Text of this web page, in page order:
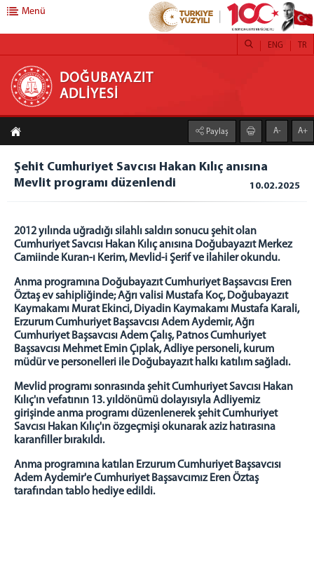
DOĞUBAYAZIT ADLİYESİ
ANASAYFA
ADLİYEMİZ
Doğubayazıt Adliyesi
Şehit Cumhuriyet Savcısı Hakan Kılıç Köşesi
İcra Müdürlüğü
Mülhakat Adliyesi
Diyadin Adliyesi
Diyadin Adliyesi Cumhuriyet Başsavcılığı ve
Diyadin Adliyesi Resim Galerisi
Denetimli Serbestlik Müdürlüğü
Ceza İnfaz Kurumlarımız
Doğubayazıt T Tipi Kapalı ve Açık Ceza İnfaz
Kurumu
Adli Destek ve Mağdur Hizmetleri Müdürlüğü
Faaliyet Raporları
BAŞSAVCILIK
Cumhuriyet Savcıları
C.Başsavcılığı Birimleri
Menü
DOĞUBAYAZIT
ADLİYESİ
TR
ENG
Paylaş A- A+
Şehit Cumhuriyet Savcısı Hakan Kılıç anısına
Mevlit programı düzenlendi
10.02.2025
2012 yılında uğradığı silahlı saldırı sonucu şehit olan
Cumhuriyet Savcısı Hakan Kılıç anısına Doğubayazıt Merkez
Camiinde Kuran-ı Kerim, Mevlid-i Şerif ve ilahiler okundu.
Anma programına Doğubayazıt Cumhuriyet Başsavcısı Eren
Öztaş ev sahipliğinde; Ağrı valisi Mustafa Koç, Doğubayazıt
Kaymakamı Murat Ekinci, Diyadin Kaymakamı Mustafa Karali,
Erzurum Cumhuriyet Başsavcısı Adem Aydemir, Ağrı
Cumhuriyet Başsavcısı Adem Çalış, Patnos Cumhuriyet
Başsavcısı Mehmet Emin Çıplak, Adliye personeli, kurum
müdür ve personelleri ile Doğubayazıt halkı katılım sağladı.
Mevlid programı sonrasında şehit Cumhuriyet Savcısı Hakan
Kılıç'ın vefatının 13. yıldönümü dolayısıyla Adliyemiz
girişinde anma programı düzenlenerek şehit Cumhuriyet
Savcısı Hakan Kılıç'ın özgeçmişi okunarak aziz hatırasına
karanfiller bırakıldı.
Anma programına katılan Erzurum Cumhuriyet Başsavcısı
Adem Aydemir'e Cumhuriyet Başsavcımız Eren Öztaş
tarafından tablo hediye edildi.